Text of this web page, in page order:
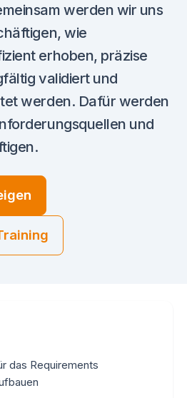
werden wir uns
wie
erhoben, präzise
validiert und
werden. Dafür werden
und
das Requirements